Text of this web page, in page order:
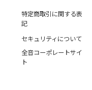
特定商取引に関する表
記
セキュリティについて
全音コーポレートサイ
ト